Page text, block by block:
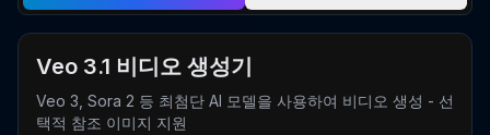
Veo 3.1 비디오 생성기
Veo 3, Sora 2 등 최첨단 AI 모델을 사용하여 비디오 생성 - 선
택적 참조 이미지 지원